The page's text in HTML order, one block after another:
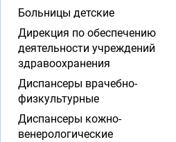
Больницы детские
Дирекция по обеспечению
деятельности учреждений
здравоохранения
Диспансеры врачебно-
физкультурные
Диспансеры кожно-
венерологические